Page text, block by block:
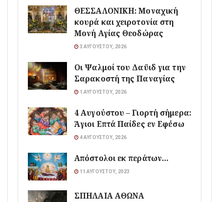
ΘΕΣΣΑΛΟΝΙΚΗ: Μοναχική
κουρά και χειροτονία στη
Μονή Αγίας Θεοδώρας
3 ΑΥΓΟΎΣΤΟΥ, 2026
Οι Ψαλμοί του Δαϋιδ για την
Σαρακοστή της Παναγίας
1 ΑΥΓΟΎΣΤΟΥ, 2026
4 Αυγούστου – Γιορτή σήμερα:
Άγιοι Επτά Παίδες εν Εφέσω
4 ΑΥΓΟΎΣΤΟΥ, 2026
Απόστολοι εκ περάτων…
11 ΑΥΓΟΎΣΤΟΥ, 2023
ΣΠΗΛΑΙΑ ΑΘΩΝΑ